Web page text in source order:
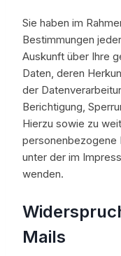
Sie haben im
Bestimmungen
Auskunft über Ihre
Daten, deren
der
Berichtigung,
Hierzu sowie zu
personenbezogene
unter der im
wenden.
Mails